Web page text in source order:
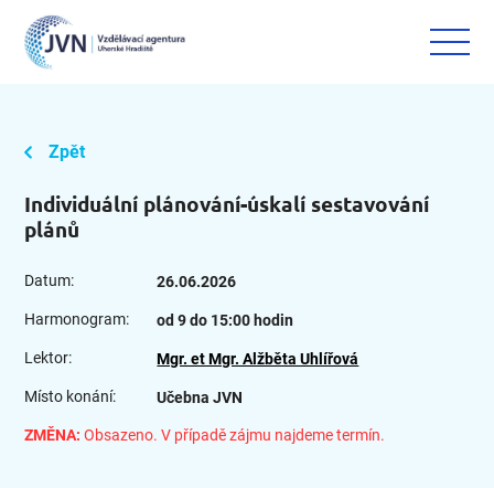
Zpět
Individuální plánování-úskalí sestavování
plánů
Datum: 26.06.2026
Harmonogram: od 9 do 15:00 hodin
Lektor: Mgr. et Mgr. Alžběta Uhlířová
Místo konání: Učebna JVN
ZMĚNA: Obsazeno. V případě zájmu najdeme termín.